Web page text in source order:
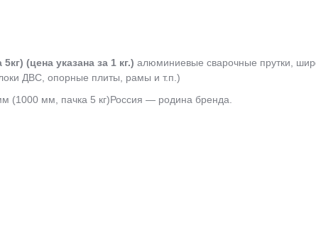
(цена указана за 1 кг.) алюминиевые сварочные прутки,
ДВС, опорные плиты, рамы и т.п.)
Россия — родина бренда.